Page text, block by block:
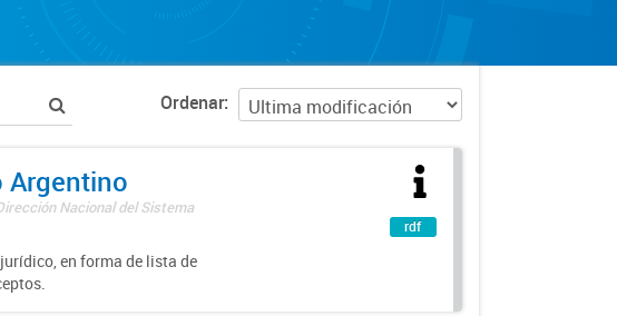
Ordenar
Argentino
Nacional del Sistema
en forma de lista de
rdf